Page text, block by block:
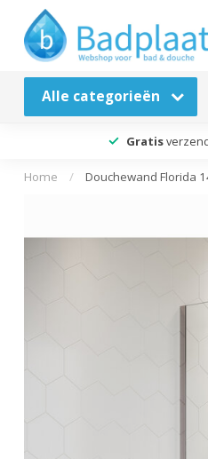
Alle categorieën
Gratis
Home / Douchewand Florida